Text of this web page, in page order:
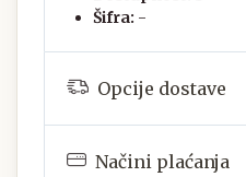
Šifra: -
Opcije dostave
Načini plaćanja